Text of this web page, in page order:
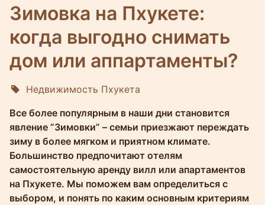
Зимовка на Пхукете:
когда выгодно снимать
дом или аппартаменты?
Недвижимость Пхукета
Все более популярным в наши дни становится
явление ”Зимовки” – семьи приезжают переждать
зиму в более мягком и приятном климате.
Большинство предпочитают отелям
самостоятельную аренду вилл или апартаментов
на Пхукете. Мы поможем вам определиться с
выбором, и понять по каким основным критериям